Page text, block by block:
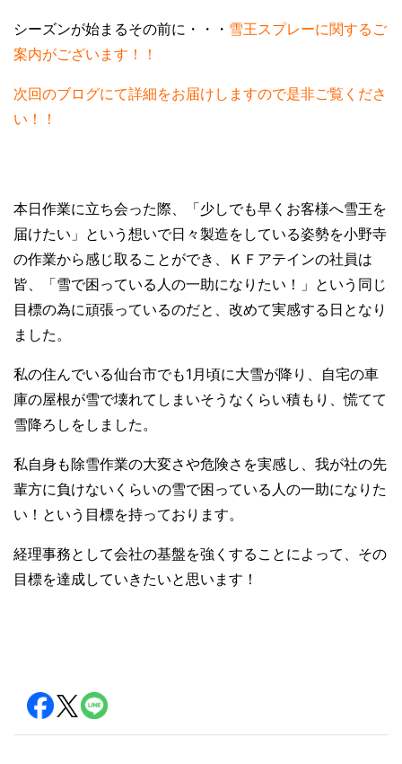
シーズンが始まるその前に・・・ 雪王スプレーに関するご
案内がございます！！
次回のブログにて詳細をお届けしますので是非ご覧くださ
い！！
本日作業に立ち会った際、「少しでも早くお客様へ雪王を
届けたい」という想いで日々製造をしている姿勢を小野寺
の作業から感じ取ることができ、ＫＦアテインの社員は
皆、「雪で困っている人の一助になりたい！」とい う同じ
目標の為に頑張っているのだと、改めて実感する日となり
ました。
私の住んでいる仙台市でも1月頃に大雪が降り、自宅の車
庫の屋根が雪で壊れてしま いそうなくらい積もり、慌てて
雪降ろしをしました。
私自身も除雪作業の大変さや危険さを実感し、我が社の先
輩方に負けないくらいの雪で困っている人の一助になりた
い！という目標を持っております。
経理事務として会社の基盤を強くすることによって、その
目標を達成していきたいと思います！